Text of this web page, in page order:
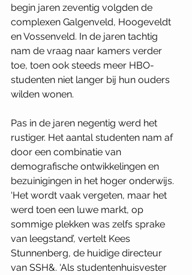
begin jaren zeventig volgden de
complexen Galgenveld, Hoogeveldt
en Vossenveld. In de jaren tachtig
nam de vraag naar kamers verder
toe, toen ook steeds meer HBO-
studenten niet langer bij hun ouders
wilden wonen.
Pas in de jaren negentig werd het
rustiger. Het aantal studenten nam af
door een combinatie van
demografische ontwikkelingen en
bezuinigingen in het hoger onderwijs.
‘Het wordt vaak vergeten, maar het
werd toen een luwe markt, op
sommige plekken was zelfs sprake
van leegstand’, vertelt Kees
Stunnenberg, de huidige directeur
van SSH&. ‘Als studentenhuisvester